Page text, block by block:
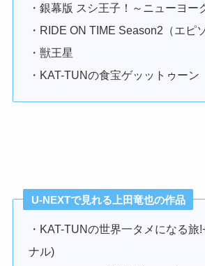
・銀幕版 スシ王子！～ニューヨー
・RIDE ON TIME Season2（エピ
・獣王星
・KAT-TUNの食宝ゲッットゥーン
U-NEXTで見れる上田竜也の作品
・KAT-TUNの世界一タメになる旅
ナル)